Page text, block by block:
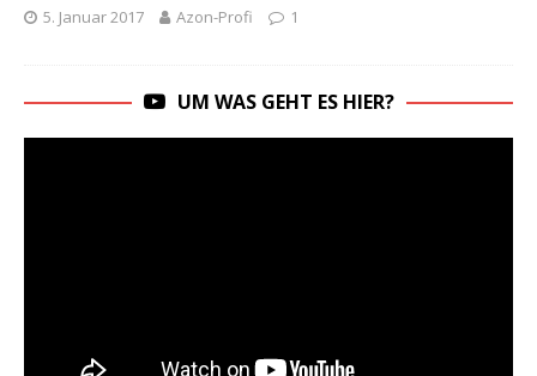
5. Januar 2017 Azon-Profi 1
UM WAS GEHT ES HIER?